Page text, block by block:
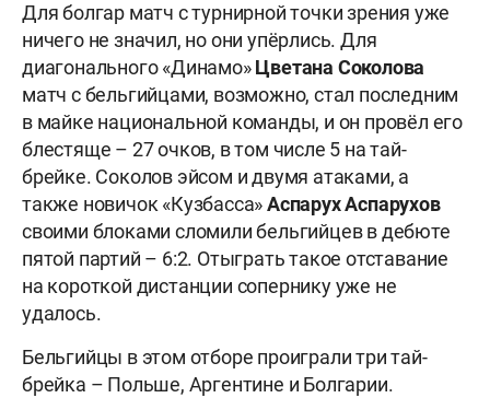
Для болгар матч с турнирной точки зрения уже
ничего не значил, но они упёрлись. Для
диагонального «Динамо»Цветана Соколова
матч с бельгийцами, возможно, стал последним
в майке национальной команды, и он провёл его
блестяще – 27 очков, в том числе 5 на тай-
брейке. Соколов эйсом и двумя атаками, а
также новичок «Кузбасса»Аспарух Аспарухов
своими блоками сломили бельгийцев в дебюте
пятой партий – 6:2. Отыграть такое отставание
на короткой дистанции сопернику уже не
удалось.
Бельгийцы в этом отборе проиграли три тай-
брейка – Польше, Аргентине и Болгарии.